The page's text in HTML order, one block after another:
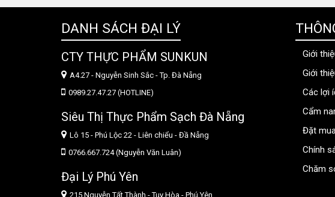
DANH SÁCH ĐẠI LÝ
CTY THỰC PHẨM SUNKUN
A4.27 - Nguyễn Sinh Sắc - Tp. Đà Nẵng
0989.27.47.27 (HOTLINE)
Siêu Thị Thực Phẩm Sạch Đà Nẵng
Lô 15 - Phú Lộc 22 - Liên chiểu - Đầ Nẵng
0766.667.724 (Nguyễn Văn Luân)
Đại Lý Phú Yên
215 Nguyễn Tất Thành - Tuy Hòa - Phú Yên
Giới
Giới
Các lợi
Cẩm
Đặt
Chính
Chăm